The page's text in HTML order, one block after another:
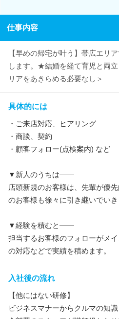
仕事内容
【早めの帰宅が叶う】帯広エリ
します。★結婚を経て育児と両
リアをあきらめる必要なし＞
具体的には
・ご来店対応、ヒアリング
・商談、契約
・顧客フォロー(点検案内) など
▼新人のうちは――
店頭新規のお客様は、先輩が優
のお客様も徐々に引き継いでいき
▼経験を積むと――
担当するお客様のフォローがメ
の対応などで実績を積めます。
入社後の流れ
【他にはない研修】
ビジネスマナーからクルマの知